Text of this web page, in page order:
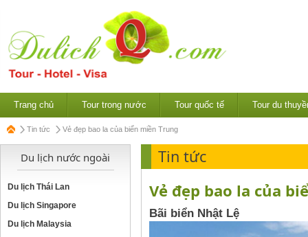
Trang chủ Tour trong nước Tour quốc tế Tour du
Tin tức Vẻ đẹp bao la của biển miền Trung
Du lịch nước ngoài
Du lịch Thái Lan
Du lịch Singapore
Du lịch Malaysia
Tin tức
Vẻ đẹp bao la của
Bãi biển Nhật Lệ